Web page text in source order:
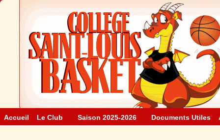
Accueil Le Club Saison 2025-2026 Documents Utiles